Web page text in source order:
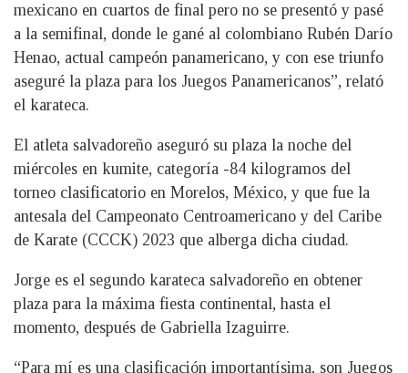
mexicano en cuartos de final pero no se presentó y pasé
a la semifinal, donde le gané al colombiano Rubén Darío
Henao, actual campeón panamericano, y con ese triunfo
aseguré la plaza para los Juegos Panamericanos”, relató
el karateca.
El atleta salvadoreño aseguró su plaza la noche del
miércoles en kumite, categoría -84 kilogramos del
torneo clasificatorio en Morelos, México, y que fue la
antesala del Campeonato Centroamericano y del Caribe
de Karate (CCCK) 2023 que alberga dicha ciudad.
Jorge es el segundo karateca salvadoreño en obtener
plaza para la máxima fiesta continental, hasta el
momento, después de Gabriella Izaguirre.
“Para mí es una clasificación importantísima, son Juegos